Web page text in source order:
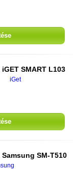
iGET SMART L103
iGet
Samsung SM-T510